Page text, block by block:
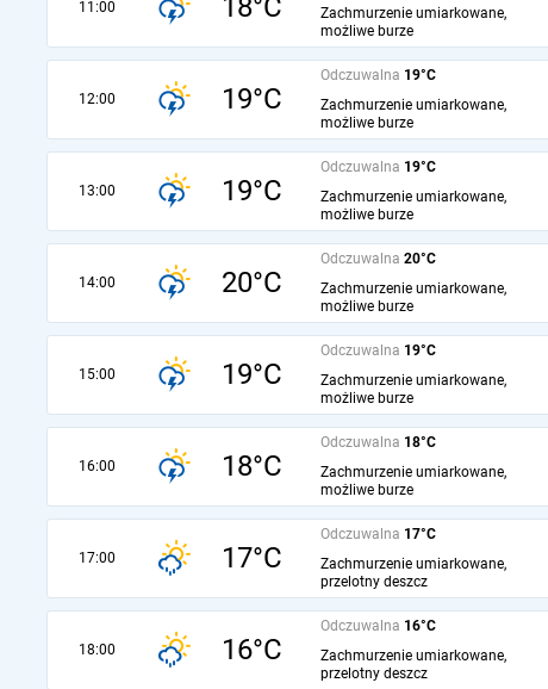
11:00 18°C
Zachmurzenie umiarkowane,
możliwe burze
12:00 19°C
Odczuwalna 19°C
Zachmurzenie umiarkowane,
możliwe burze
13:00 19°C
Odczuwalna 19°C
Zachmurzenie umiarkowane,
możliwe burze
14:00 20°C
Odczuwalna 20°C
Zachmurzenie umiarkowane,
możliwe burze
15:00 19°C
Odczuwalna 19°C
Zachmurzenie umiarkowane,
możliwe burze
16:00 18°C
Odczuwalna 18°C
Zachmurzenie umiarkowane,
możliwe burze
17:00 17°C
Odczuwalna 17°C
Zachmurzenie umiarkowane,
przelotny deszcz
18:00 16°C
Odczuwalna 16°C
Zachmurzenie umiarkowane,
przelotny deszcz